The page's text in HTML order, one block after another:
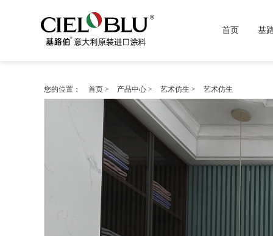
首页 基
您的位置： 首页 > 产品中心 > 艺术仿生 > 艺术仿生